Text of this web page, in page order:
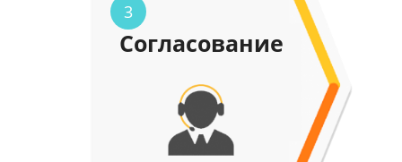
3
Согласование